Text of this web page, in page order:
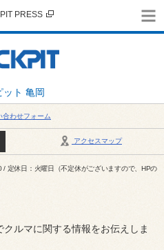
ット 亀岡
PRESS
合わせフォーム
アクセスマップ
/ 定休日：火曜日（不定休がございますので、HPの
ルマに関する情報をお伝えしま